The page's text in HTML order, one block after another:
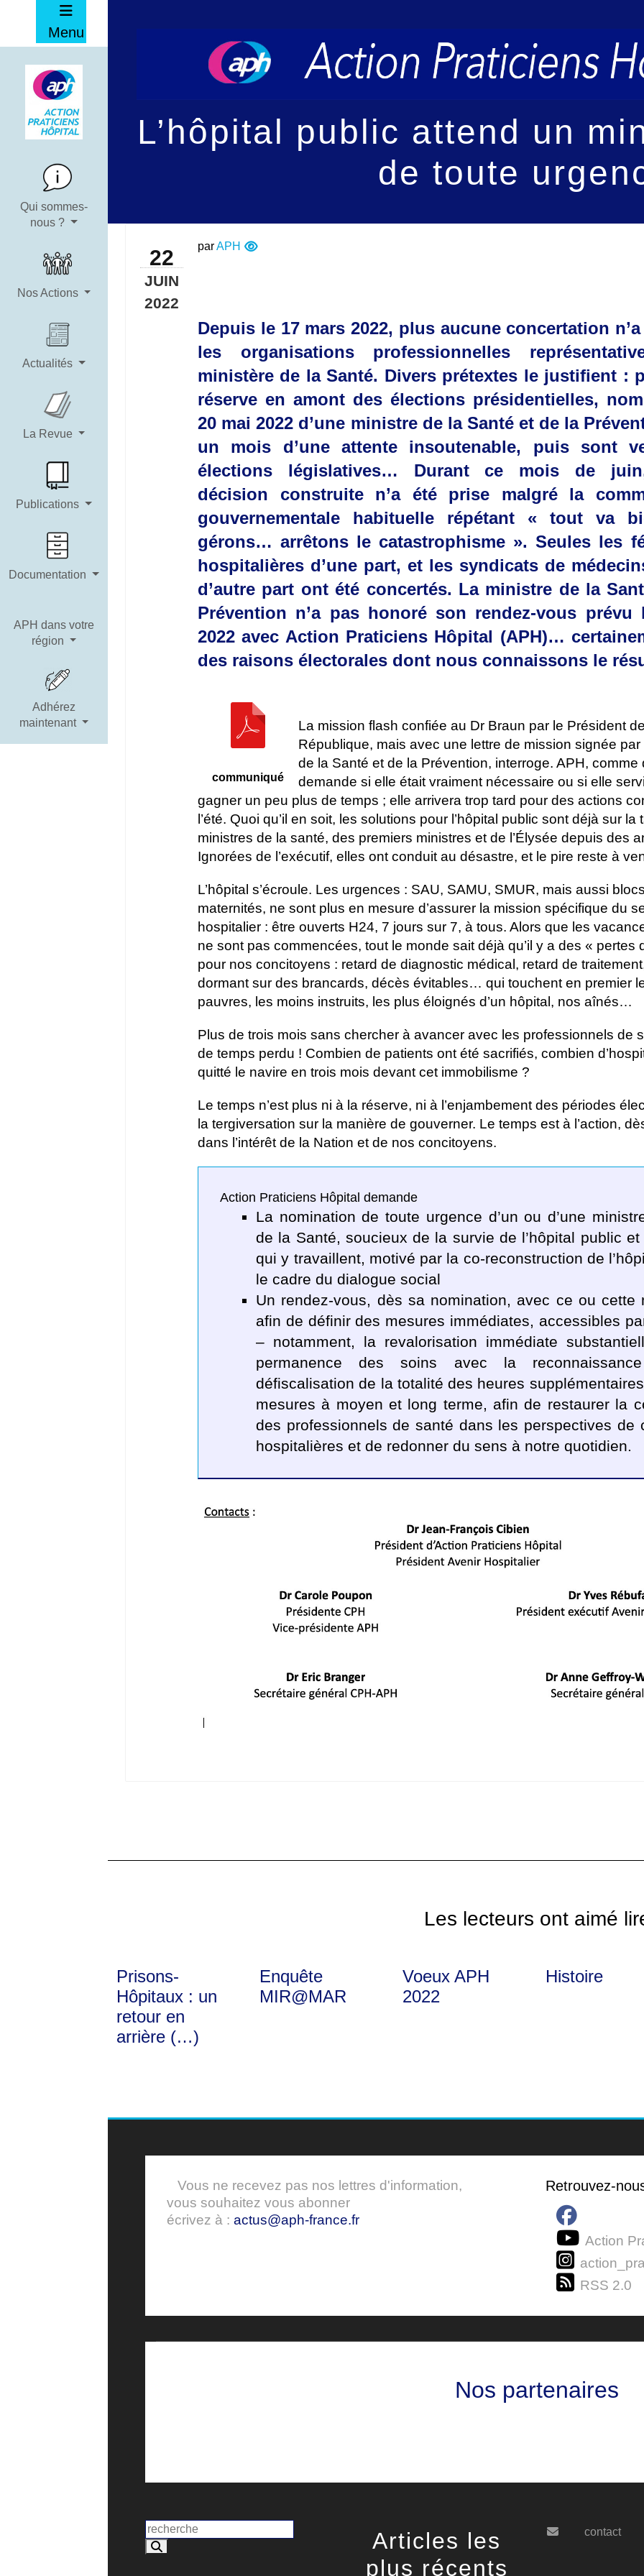
Menu
Qui sommes-
nous ?
Nos Actions
Actualités
La Revue
Publications
Documentation
APH dans votre
région
Adhérez
maintenant
L’hôpital public attend un
de toute
22
JUIN
2022
parAPH
Depuis le 17 mars 2022, plus aucune concertation
les organisations professionnelles
ministère de la Santé. Divers prétextes le justifient :
réserve en amont des élections présidentielles,
20 mai 2022 d’une ministre de la Santé et de la
un mois d’une attente insoutenable, puis sont
élections législatives… Durant ce mois de
décision construite n’a été prise malgré la
gouvernementale habituelle répétant « tout va
gérons… arrêtons le catastrophisme ». Seules les
hospitalières d’une part, et les syndicats de
d’autre part ont été concertés. La ministre de la
Prévention n’a pas honoré son rendez-vous
2022 avec Action Praticiens Hôpital (APH)…
des raisons électorales dont nous connaissons le
communiqué
La mission flash confiée au Dr Braun par le Président
République, mais avec une lettre de mission signée par
de la Santé et de la Prévention, interroge. APH, comme
demande si elle était vraiment nécessaire ou si elle
gagner un peu plus de temps ; elle arrivera trop tard pour des actions
l’été. Quoi qu’il en soit, les solutions pour l’hôpital public sont déjà sur la
ministres de la santé, des premiers ministres et de l’Élysée depuis des
Ignorées de l’exécutif, elles ont conduit au désastre, et le pire reste à
L’hôpital s’écroule. Les urgences : SAU, SAMU, SMUR, mais aussi
maternités, ne sont plus en mesure d’assurer la mission spécifique du
hospitalier : être ouverts H24, 7 jours sur 7, à tous. Alors que les
ne sont pas commencées, tout le monde sait déjà qu’il y a des « pertes
pour nos concitoyens : retard de diagnostic médical, retard de
dormant sur des brancards, décès évitables… qui touchent en premier
pauvres, les moins instruits, les plus éloignés d’un hôpital, nos aînés…
Plus de trois mois sans chercher à avancer avec les professionnels de
de temps perdu ! Combien de patients ont été sacrifiés, combien
quitté le navire en trois mois devant cet immobilisme ?
Le temps n’est plus ni à la réserve, ni à l’enjambement des périodes
la tergiversation sur la manière de gouverner. Le temps est à l’action,
dans l’intérêt de la Nation et de nos concitoyens.
Action Praticiens Hôpital demande
La nomination de toute urgence d’un ou d’une
de la Santé, soucieux de la survie de l’hôpital public
qui y travaillent, motivé par la co-reconstruction de
le cadre du dialogue social
Un rendez-vous, dès sa nomination, avec ce ou cette
afin de définir des mesures immédiates, accessibles
– notamment, la revalorisation immédiate
permanence des soins avec la
défiscalisation de la totalité des heures
mesures à moyen et long terme, afin de restaurer la
des professionnels de santé dans les perspectives de
hospitalières et de redonner du sens à notre quotidien.
Les lecteurs ont aimé
Prisons-
Hôpitaux : un
retour en
arrière (…)
Enquête
MIR@MAR
Voeux APH
2022
Histoire
Vous ne recevez pas nos lettres d'information,
vous souhaitez vous abonner
écrivez à : actus@aph-france.fr
Retrouvez-
Action
RSS 2.0
Nos partenaires
Articles les
plus récents
contact